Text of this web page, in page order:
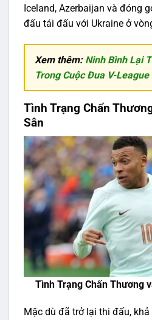
Iceland, Azerbaijan và đóng
đấu tái đấu với Ukraine ở
Xem thêm: Ninh Bình Lại
Trong Cuộc Đua V-
Tình Trạng Chấn
Sân
Tình Trạng Chấn Thương
Mặc dù đã trở lại thi đấu,